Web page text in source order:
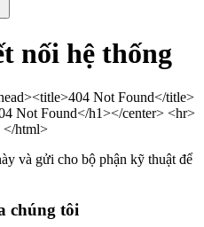
nối hệ thống
Not Found</title>
Not Found</h1></center> <hr>
</html>
và gửi cho bộ phận kỹ thuật để
chúng tôi